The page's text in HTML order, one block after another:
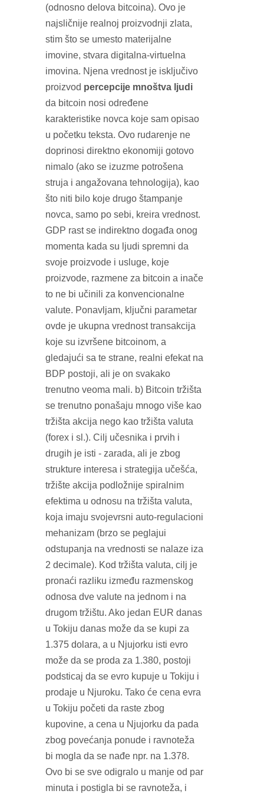
(odnosno delova bitcoina). Ovo je
najsličnije realnoj proizvodnji zlata,
stim što se umesto materijalne
imovine, stvara digitalna-virtuelna
imovina. Njena vrednost je isključivo
proizvod percepcije mnoštva ljudi
da bitcoin nosi određene
karakteristike novca koje sam opisao
u početku teksta. Ovo rudarenje ne
doprinosi direktno ekonomiji gotovo
nimalo (ako se izuzme potrošena
struja i angažovana tehnologija), kao
što niti bilo koje drugo štampanje
novca, samo po sebi, kreira vrednost.
GDP rast se indirektno događa onog
momenta kada su ljudi spremni da
svoje proizvode i usluge, koje
proizvode, razmene za bitcoin a inače
to ne bi učinili za konvencionalne
valute. Ponavljam, ključni parametar
ovde je ukupna vrednost transakcija
koje su izvršene bitcoinom, a
gledajući sa te strane, realni efekat na
BDP postoji, ali je on svakako
trenutno veoma mali. b) Bitcoin tržišta
se trenutno ponašaju mnogo više kao
tržišta akcija nego kao tržišta valuta
(forex i sl.). Cilj učesnika i prvih i
drugih je isti - zarada, ali je zbog
strukture interesa i strategija učešća,
tržište akcija podložnije spiralnim
efektima u odnosu na tržišta valuta,
koja imaju svojevrsni auto-regulacioni
mehanizam (brzo se peglajui
odstupanja na vrednosti se nalaze iza
2 decimale). Kod tržišta valuta, cilj je
pronaći razliku između razmenskog
odnosa dve valute na jednom i na
drugom tržištu. Ako jedan EUR danas
u Tokiju danas može da se kupi za
1.375 dolara, a u Njujorku isti evro
može da se proda za 1.380, postoji
podsticaj da se evro kupuje u Tokiju i
prodaje u Njuroku. Tako će cena evra
u Tokiju početi da raste zbog
kupovine, a cena u Njujorku da pada
zbog povećanja ponude i ravnoteža
bi mogla da se nađe npr. na 1.378.
Ovo bi se sve odigralo u manje od par
minuta i postigla bi se ravnoteža, i